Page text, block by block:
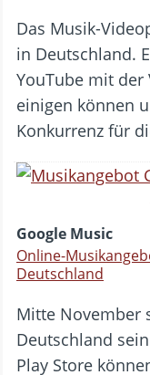
Das Musik-
in Deutschland.
YouTube mit der
einigen können
Konkurrenz für
Google Music
Online-
Deutschland
Mitte November
Deutschland
Play Store